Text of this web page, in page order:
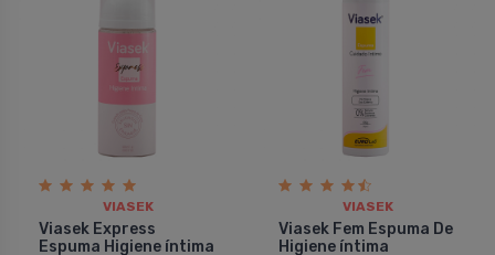
VIASEK
Viasek Express
Espuma Higiene íntima
VIASEK
Viasek Fem Espuma De
Higiene íntima